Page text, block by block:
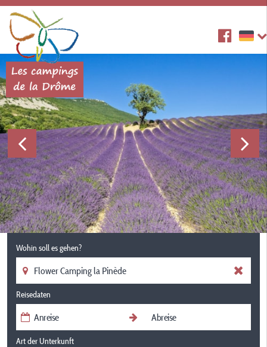
Wohin soll es gehen?
Reisedaten
Art der Unterkunft